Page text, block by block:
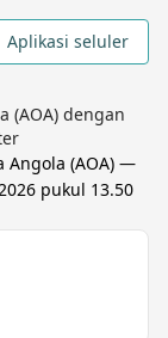
Aplikasi seluler
(AOA) dengan
Angola (AOA) —
pukul 13.50